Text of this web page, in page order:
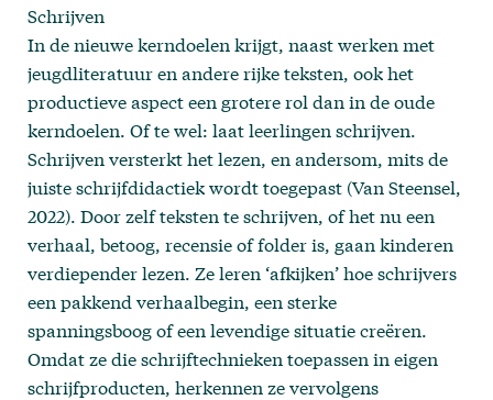
Schrijven
In de nieuwe kerndoelen krijgt, naast werken met
jeugdliteratuur en andere rijke teksten, ook het
productieve aspect een grotere rol dan in de oude
kerndoelen. Of te wel: laat leerlingen schrijven.
Schrijven versterkt het lezen, en andersom, mits de
juiste schrijfdidactiek wordt toegepast (Van Steensel,
2022). Door zelf teksten te schrijven, of het nu een
verhaal, betoog, recensie of folder is, gaan kinderen
verdiepender lezen. Ze leren ‘afkijken’ hoe schrijvers
een pakkend verhaalbegin, een sterke
spanningsboog of een levendige situatie creëren.
Omdat ze die schrijftechnieken toepassen in eigen
schrijfproducten, herkennen ze vervolgens